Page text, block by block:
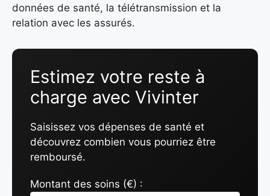
données de santé, la télétransmission et la
relation avec les assurés.
Estimez votre reste à
charge avec Vivinter
Saisissez vos dépenses de santé et
découvrez combien vous pourriez être
remboursé.
Montant des soins (€) :